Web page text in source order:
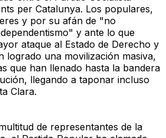
per Catalunya. Los populares,
y por su afán de "no
y ante lo que
ataque al Estado de Derecho y
logrado una movilización masiva,
que han llenado hasta la bandera
llegando a taponar incluso
Clara.
de representantes de la